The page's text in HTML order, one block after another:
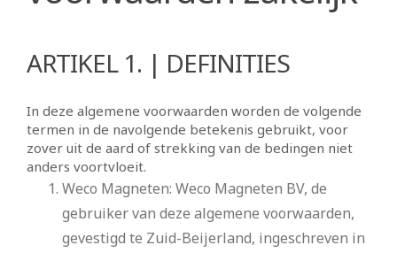
ARTIKEL 1. | DEFINITIES
In deze algemene voorwaarden worden de volgende
termen in de navolgende betekenis gebruikt, voor
zover uit de aard of strekking van de bedingen niet
anders voortvloeit.
Weco Magneten: Weco Magneten BV, de
gebruiker van deze algemene voorwaarden,
gevestigd te Zuid-Beijerland, ingeschreven in